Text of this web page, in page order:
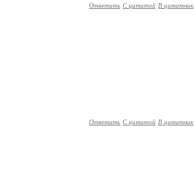
Ответить С цитатой В цитатник
Ответить С цитатой В цитатник